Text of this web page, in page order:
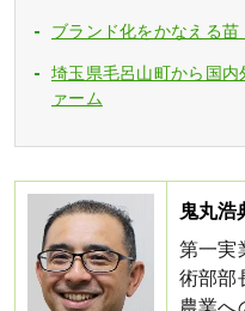
ブランド化をかなえる苗
埼玉県毛呂山町から国内
ァーム
鬼丸浩
第一実
術部部
農業へ